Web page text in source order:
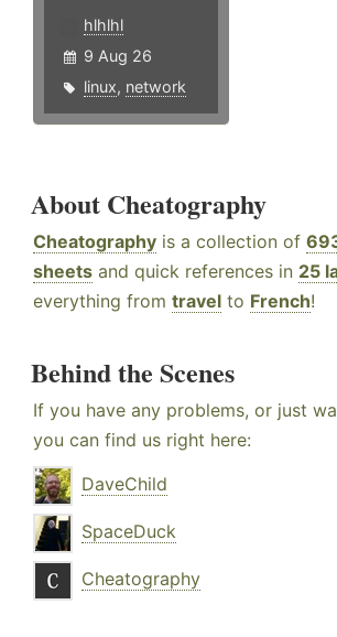
hlhlhl
9 Aug 26
linux, network
About Cheatography
Cheatography is a collection of
sheets and quick references in 25
everything from travel to French!
Behind the Scenes
If you have any problems, or just
you can find us right here:
DaveChild
SpaceDuck
Cheatography